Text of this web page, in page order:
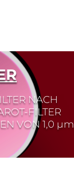
NACH
FILTER
VON 1,0 µm